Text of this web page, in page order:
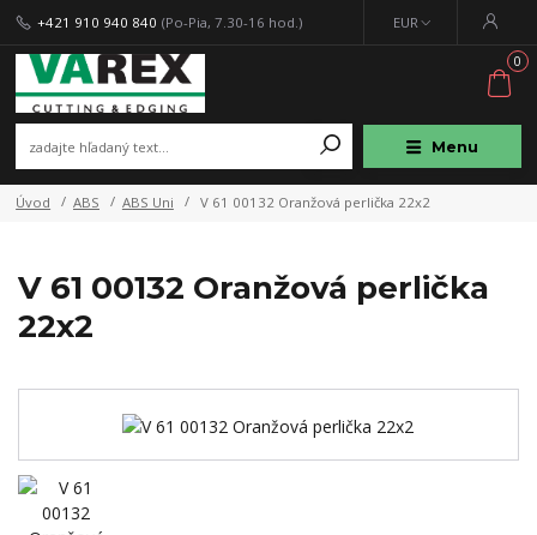
Menu
EUR
+421 910 940 840 (Po-Pia, 7.30-16 hod.)
0
Úvod ABS ABS Uni V 61 00132 Oranžová perlička 22x2
V 61 00132 Oranžová perlička
22x2